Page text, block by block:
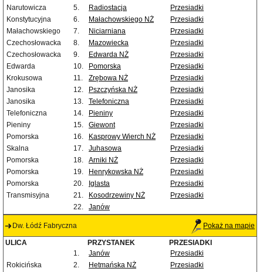
Narutowicza
5. Radiostacja
Przesiadki
Konstytucyjna
6. Małachowskiego NŻ
Przesiadki
Małachowskiego
7. Niciarniana
Przesiadki
Czechosłowacka
8. Mazowiecka
Przesiadki
Czechosłowacka
9. Edwarda NŻ
Przesiadki
Edwarda
10. Pomorska
Przesiadki
Krokusowa
11. Zrębowa NŻ
Przesiadki
Janosika
12. Pszczyńska NŻ
Przesiadki
Janosika
13. Telefoniczna
Przesiadki
Telefoniczna
14. Pieniny
Przesiadki
Pieniny
15. Giewont
Przesiadki
Pomorska
16. Kasprowy Wierch NŻ
Przesiadki
Skalna
17. Juhasowa
Przesiadki
Pomorska
18. Arniki NŻ
Przesiadki
Pomorska
19. Henrykowska NŻ
Przesiadki
Pomorska
20. Iglasta
Przesiadki
Transmisyjna
21. Kosodrzewiny NŻ
Przesiadki
22.
Janów
Dw. Łódź Fabryczna Pokaż na mapie
ULICA PRZYSTANEK
PRZESIADKI
1.
Janów
Przesiadki
Rokicińska
2. Hetmańska NŻ
Przesiadki